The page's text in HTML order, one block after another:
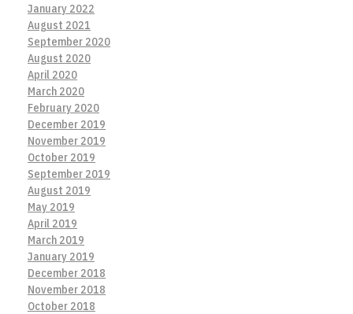
January 2022
August 2021
September 2020
August 2020
April 2020
March 2020
February 2020
December 2019
November 2019
October 2019
September 2019
August 2019
May 2019
April 2019
March 2019
January 2019
December 2018
November 2018
October 2018